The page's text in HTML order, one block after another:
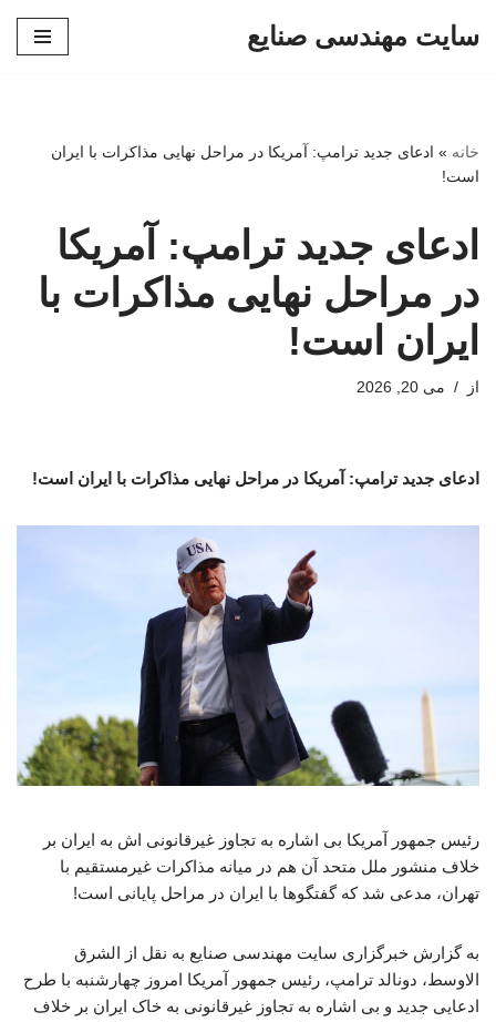
سایت مهندسی صنایع
خانه » ادعای جدید ترامپ: آمریکا در مراحل نهایی مذاکرات با ایران
است!
ادعای جدید ترامپ: آمریکا
در مراحل نهایی مذاکرات با
ایران است!
از می 20, 2026
ادعای جدید ترامپ: آمریکا در مراحل نهایی مذاکرات با ایران است!
رئیس جمهور آمریکا بی اشاره به تجاوز غیرقانونی اش به ایران بر
خلاف منشور ملل متحد آن هم در میانه مذاکرات غیرمستقیم با
تهران، مدعی شد که گفتگوها با ایران در مراحل پایانی است!
به گزارش خبرگزاری سایت مهندسی صنایع به نقل از الشرق
الاوسط، دونالد ترامپ، رئیس جمهور آمریکا امروز چهارشنبه با طرح
ادعایی جدید و بی اشاره به تجاوز غیرقانونی به خاک ایران بر خلاف